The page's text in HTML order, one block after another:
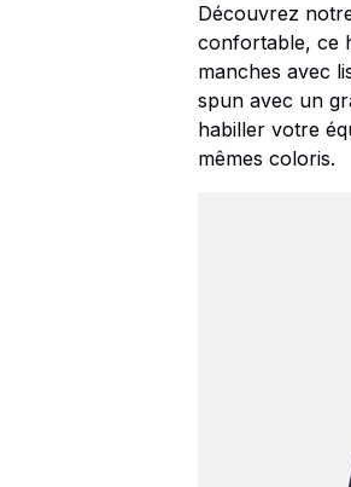
Découvrez
confortable, ce
manches avec
spun avec un
habiller votre
mêmes coloris.